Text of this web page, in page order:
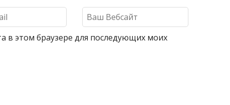
в этом браузере для последующих моих